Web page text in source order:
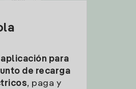
aplicación para
de recarga
, paga y